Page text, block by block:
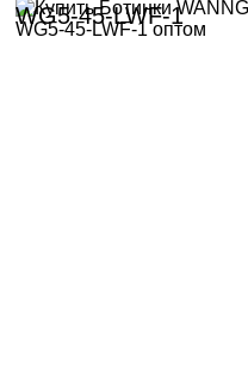
WG5-45-LWF-1